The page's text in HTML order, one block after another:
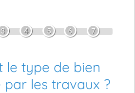
3 4 5 6 7
le type de bien
par les travaux ?